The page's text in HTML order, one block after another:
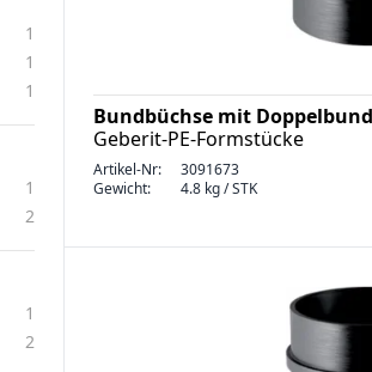
1
1
1
1
2
1
2
Bundbüchse mit Doppelbund
Geberit-PE-Formstücke
Artikel-Nr:
3091673
Gewicht:
4.8 kg / STK